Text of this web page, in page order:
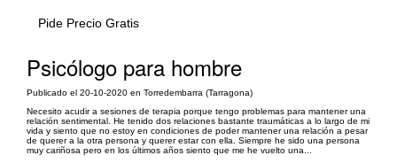
Pide Precio Gratis
Psicólogo para hombre
Publicado el 20-10-2020 en Torredembarra (Tarragona)
Necesito acudir a sesiones de terapia porque tengo problemas para mantener una
relación sentimental. He tenido dos relaciones bastante traumáticas a lo largo de mi
vida y siento que no estoy en condiciones de poder mantener una relación a pesar
de querer a la otra persona y querer estar con ella. Siempre he sido una persona
muy cariñosa pero en los últimos años siento que me he vuelto una...